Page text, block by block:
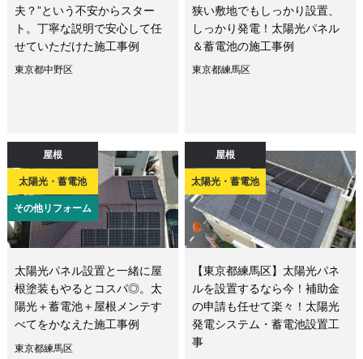
夫？”という不安からスター
ト。丁寧な説明で安心して任
せていただけた施工事例
東京都中野区
狭い敷地でもしっかり設置、
しっかり発電！太陽光パネル
＆蓄電池の施工事例
東京都練馬区
屋根
太陽光・蓄電池
その他リフォーム
太陽光パネル設置と一緒に屋
根塗装もやるとコスパ◎。太
陽光＋蓄電池＋屋根メンテす
べてをかなえた施工事例
東京都練馬区
屋根
太陽光・蓄電池
【東京都練馬区】太陽光パネ
ルを設置するなら今！補助金
の申請も任せて楽々！太陽光
発電システム・蓄電池設置工
事